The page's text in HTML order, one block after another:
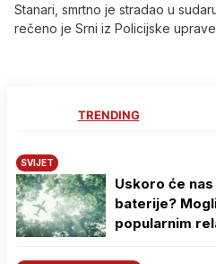
Stanari, smrtno je stradao u
rečeno je Srni iz Policijske
TRENDING
SVIJET
Uskoro će
baterije?
popularnim